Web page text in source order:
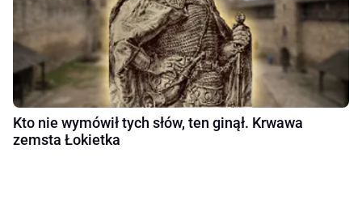
Kto nie wymówił tych słów, ten ginął. Krwawa
zemsta Łokietka